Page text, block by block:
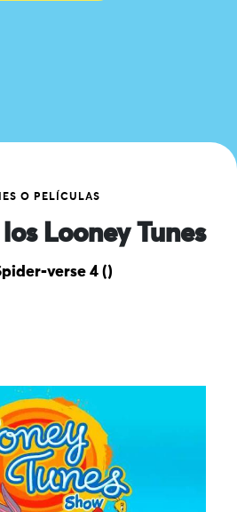
O PELÍCULAS
los Looney Tunes
verse 4 ()